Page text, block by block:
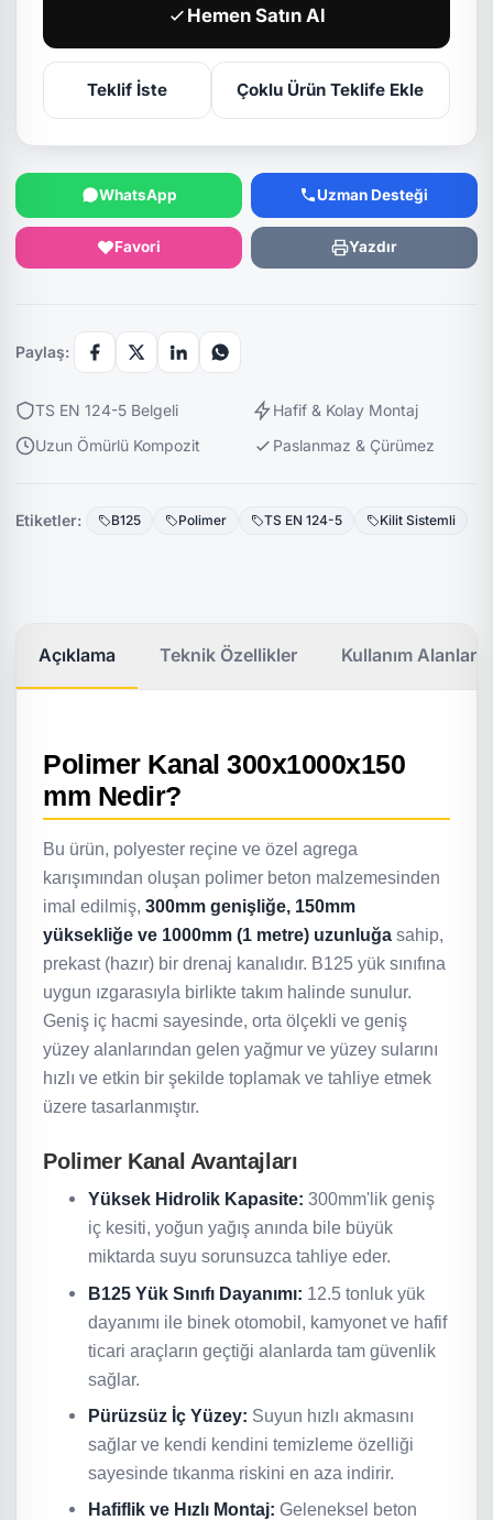
Hemen Satın Al
Teklif İste Çoklu Ürün Teklife Ekle
WhatsApp Uzman Desteği
Favori Yazdır
Paylaş:
TS EN 124-5 Belgeli
Hafif & Kolay Montaj
Uzun Ömürlü Kompozit
Paslanmaz & Çürümez
Etiketler: B125 Polimer TS EN 124-5 Kilit Sistemli
Açıklama Teknik Özellikler Kullanım Alanları
Polimer Kanal 300x1000x150
mm Nedir?
Bu ürün, polyester reçine ve özel agrega
karışımından oluşan polimer beton malzemesinden
imal edilmiş,300mm genişliğe, 150mm
yüksekliğe ve 1000mm (1 metre) uzunluğa sahip,
prekast (hazır) bir drenaj kanalıdır. B125 yük sınıfına
uygun ızgarasıyla birlikte takım halinde sunulur.
Geniş iç hacmi sayesinde, orta ölçekli ve geniş
yüzey alanlarından gelen yağmur ve yüzey sularını
hızlı ve etkin bir şekilde toplamak ve tahliye etmek
üzere tasarlanmıştır.
Polimer Kanal Avantajları
Yüksek Hidrolik Kapasite: 300mm'lik geniş
iç kesiti, yoğun yağış anında bile büyük
miktarda suyu sorunsuzca tahliye eder.
B125 Yük Sınıfı Dayanımı: 12.5 tonluk yük
dayanımı ile binek otomobil, kamyonet ve hafif
ticari araçların geçtiği alanlarda tam güvenlik
sağlar.
Pürüzsüz İç Yüzey: Suyun hızlı akmasını
sağlar ve kendi kendini temizleme özelliği
sayesinde tıkanma riskini en aza indirir.
Hafiflik ve Hızlı Montaj: Geleneksel beton